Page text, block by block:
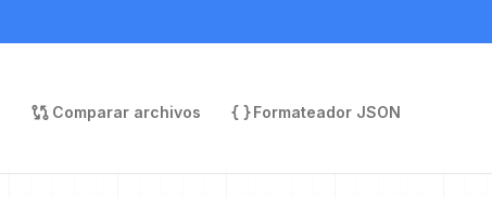
Comparar archivos
Formateador JSON